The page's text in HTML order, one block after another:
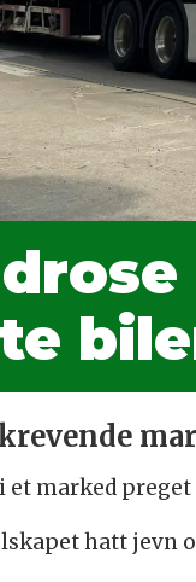
et marked
hatt jevn